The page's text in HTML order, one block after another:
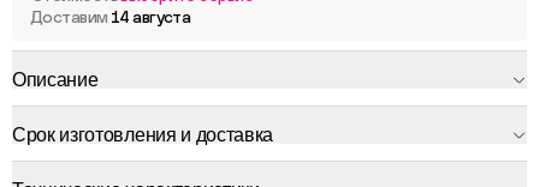
Доставим 14 августа
Описание
Срок изготовления и доставка